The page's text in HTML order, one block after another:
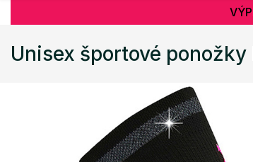
Unisex športové ponožky